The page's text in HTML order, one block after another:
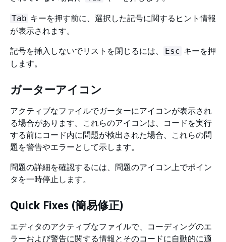
Tab キーを押す前に、選択した記号に関するヒント情報
が表示されます。
記号を挿入しないでリストを閉じるには、
Esc キーを押
します。
ガーターアイコン
アクティブなファイルでガーターにアイコンが表示され
る場合があります。これらのアイコンは、コードを実行
する前にコード内に問題が検出された場合、これらの問
題を警告やエラーとして示します。
問題の詳細を確認するには、問題のアイコン上でポイン
タを一時停止します。
Quick Fixes (簡易修正)
エディタのアクティブなファイルで、コーディングのエ
ラーおよび警告に関する情報とそのコードに自動的に適